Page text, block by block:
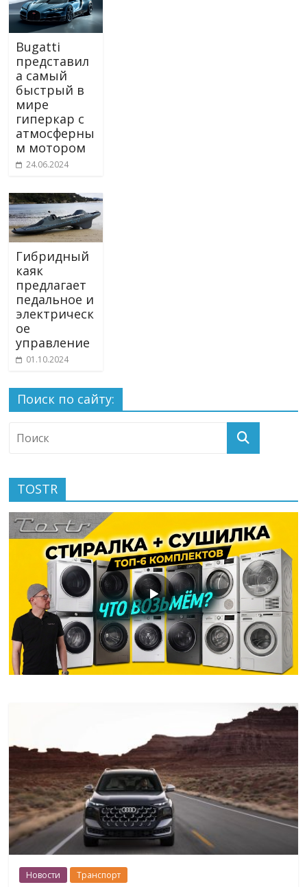
Bugatti
представил
а самый
быстрый в
мире
гиперкар с
атмосферны
м мотором
24.06.2024
Гибридный
каяк
предлагает
педальное и
электрическ
ое
управление
01.10.2024
Поиск по сайту:
TOSTR
Новости Транспорт